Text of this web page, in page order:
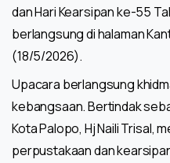
dan Hari Kearsipan ke-55
berlangsung di halaman
(18/5/2026).
Upacara berlangsung
kebangsaan. Bertindak
Kota Palopo, Hj Naili Trisal,
perpustakaan dan